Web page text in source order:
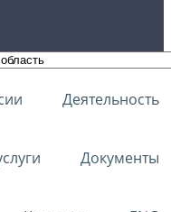
Деятельность
Документы